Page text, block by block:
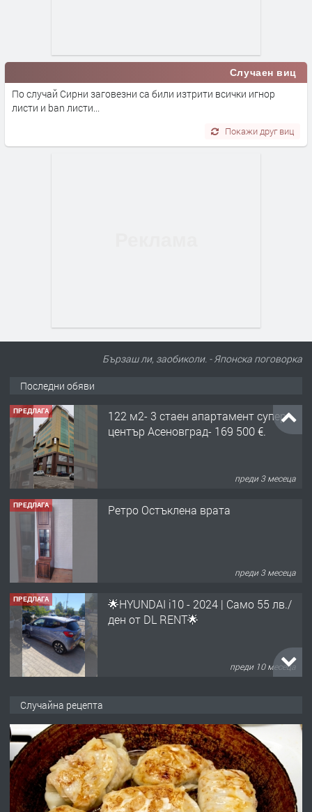
Случаен виц
По случай Сирни заговезни са били изтрити всички игнор
листи и ban листи...
Покажи друг виц
Бързаш ли, заобиколи. - Японска поговорка
Последни обяви
ПРЕДЛАГА
122 м2- 3 стаен апартамент супер
център Асеновград- 169 500 €.
преди 3 месеца
ПРЕДЛАГА Ретро Остъклена врата
преди 3 месеца
ПРЕДЛАГА
🌟HYUNDAI i10 - 2024 | Само 55 лв./
ден от DL RENT🌟
преди 10 месеца
преди 1 година
ПРЕДЛАГА
Професионална зеленчукорезачка
за заведения и дома
Случайна рецепта